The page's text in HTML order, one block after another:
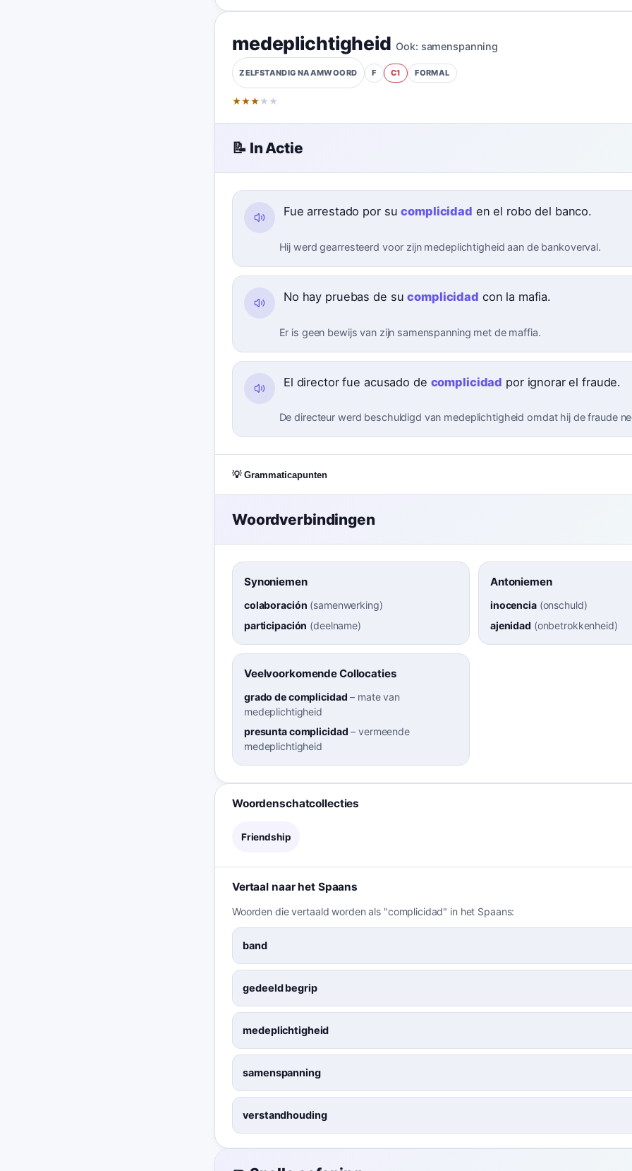
medeplichtigheid Ook: samenspanning
ZELFSTANDIG NAAMWOORD F C1 FORMAL
★★★ ★ ★
📝 In Actie
Fue arrestado por sucomplicidad en el robo del banco.
Hij werd gearresteerd voor zijn medeplichtigheid aan de bankoverval.
No hay pruebas de sucomplicidad con la mafia.
Er is geen bewijs van zijn samenspanning met de maffia.
El director fue acusado de complicidad por ignorar el fraude.
De directeur werd beschuldigd van medeplichtigheid omdat hij de fraude
💡 Grammaticapunten
Woordverbindingen
Synoniemen
colaboración (samenwerking)
participación (deelname)
Antoniemen
inocencia(onschuld)
ajenidad (onbetrokkenheid)
Veelvoorkomende Collocaties
grado de complicidad – mate van
medeplichtigheid
presunta complicidad –vermeende
medeplichtigheid
Woordenschatcollecties
Friendship
Vertaal naar het Spaans
Woorden die vertaald worden als "complicidad" in het Spaans:
band
gedeeld begrip
medeplichtigheid
samenspanning
verstandhouding